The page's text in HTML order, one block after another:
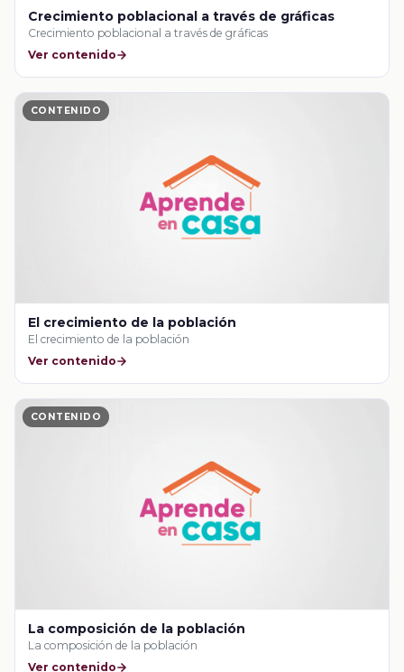
Crecimiento poblacional a través de gráficas
Crecimiento poblacional a través de gráficas
Ver contenido
CONTENIDO
El crecimiento de la población
El crecimiento de la población
Ver contenido
CONTENIDO
La composición de la población
La composición de la población
Ver contenido